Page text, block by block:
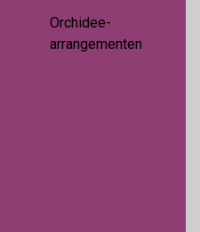
Orchidee-
arrangementen